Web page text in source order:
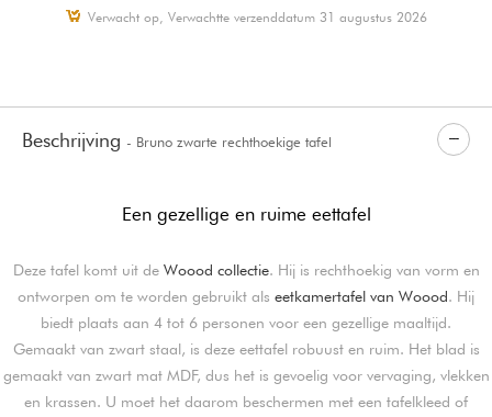
Verwacht op, Verwachtte verzenddatum 31 augustus 2026
Beschrijving - Bruno zwarte rechthoekige tafel
Een gezellige en ruime eettafel
Deze tafel komt uit de Woood collectie. Hij is rechthoekig van vorm en
ontworpen om te worden gebruikt als eetkamertafel van Woood. Hij
biedt plaats aan 4 tot 6 personen voor een gezellige maaltijd.
Gemaakt van zwart staal, is deze eettafel robuust en ruim. Het blad is
gemaakt van zwart mat MDF, dus het is gevoelig voor vervaging, vlekken
en krassen. U moet het daarom beschermen met een tafelkleed of